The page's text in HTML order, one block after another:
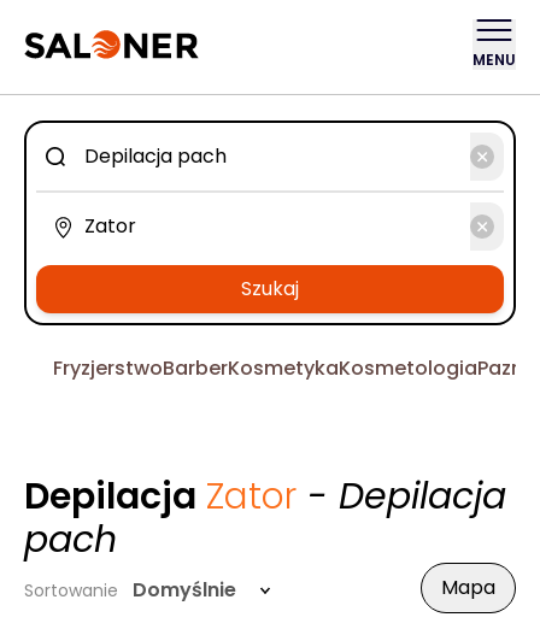
MENU
Szukaj
FryzjerstwoBarberKosmetykaKosmetologia
Depilacja Zator - Depilacja
pach
Sortowanie Domyślnie Mapa